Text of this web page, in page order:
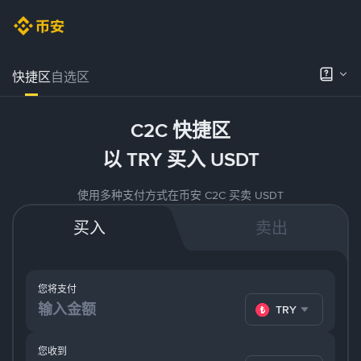
快捷区自选区
C2C 快捷区
以 TRY 买入 USDT
使用多种支付方式在币安 C2C 买卖 USDT
买入 卖出
您将支付
TRY
您收到